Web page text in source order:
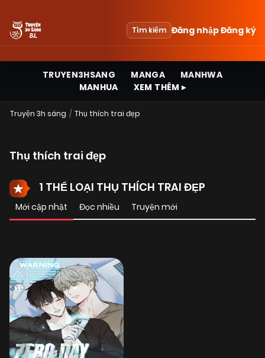
Tìm kiếm Đăng nhậpĐăng ký
TRUYEN3HSANG MANGA
MANHWA
MANHUA
XEM THÊM ▸
Truyện 3h sáng Thụ thích trai đẹp
Thụ thích trai đẹp
1 THỂ LOẠI THỤ THÍCH TRAI ĐẸP
Mới cập nhật Đọc nhiều Truyện mới